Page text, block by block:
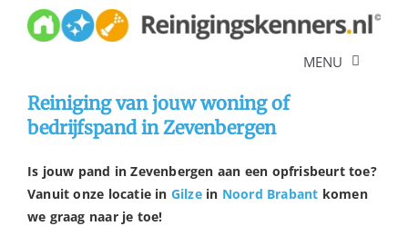
MENU
Over ons
Reiniging van jouw woning of
bedrijfspand in Zevenbergen
Is jouw pand in Zevenbergen aan een opfrisbeurt toe?
Vanuit onze locatie in Gilzein Noord Brabant komen
we graag naar je toe!